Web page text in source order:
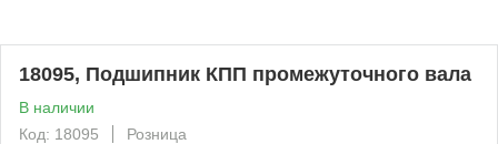
18095, Подшипник КПП промежуточного вала
В наличии
Код: 18095
Розница